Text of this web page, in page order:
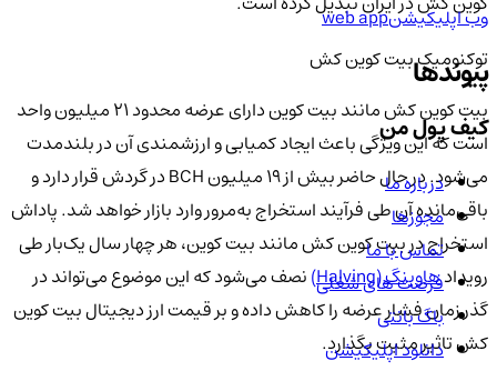
توکنومیک بیت کوین کش
بیت کوین کش مانند بیت کوین دارای عرضه محدود ۲۱ میلیون واحد
است که این ویژگی باعث ایجاد کمیابی و ارزشمندی آن در بلندمدت
می‌شود. در حال حاضر بیش از ۱۹ میلیون BCH در گردش قرار دارد و
باقی‌مانده آن طی فرآیند استخراج به‌مرور وارد بازار خواهد شد. پاداش
استخراج در بیت کوین کش مانند بیت کوین، هر چهار سال یک‌بار طی
رویدادهاوینگ (Halving)
نصف می‌شود که این موضوع می‌تواند در
گذر زمان فشار عرضه را کاهش داده و بر قیمت ارز دیجیتال بیت کوین
کش تاثیر مثبت بگذارد.
وب اپلیکیشنweb app
پیوندها
کیف پول من
درباره ما
مجوزها
تماس با ما
فرصت های شغلی
باگ بانتی
دانلود اپلیکیشن